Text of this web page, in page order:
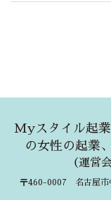
Myスタイル起
の女性の起業
（運営
〒460-0007 名古屋市